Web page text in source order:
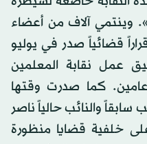
وينتمي آلاف من أعضاء
قضائياً صدر في يوليو
عام 2020 بتعليق عمل نقابة المعلمين
عامين. كما صدرت وقتها
والنائب حالياً ناصر
خلفية قضايا منظورة